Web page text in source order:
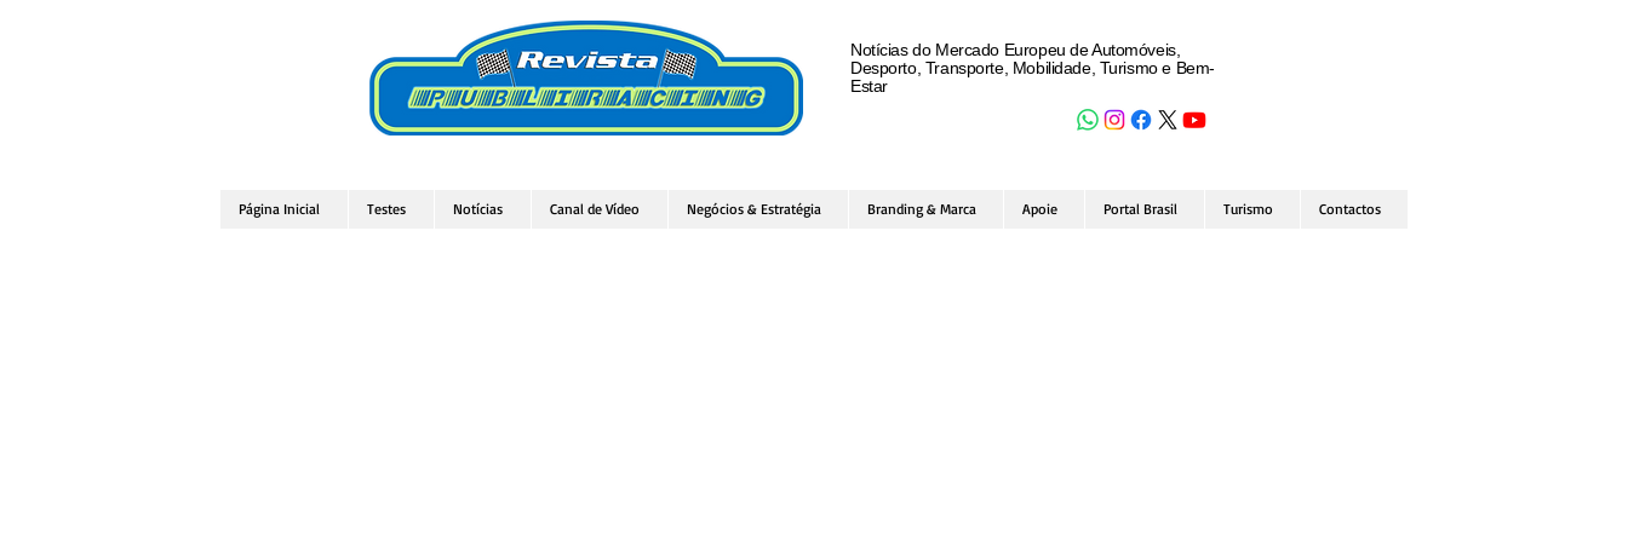
Notícias do Mercado Europeu de Automóveis,
Desporto, Transporte, Mobilidade, Turismo e Bem-
Estar
Página Inicial Testes Notícias Canal de Vídeo Negócios & Estratégia Branding & Marca Apoie Portal Brasil Turismo Contactos